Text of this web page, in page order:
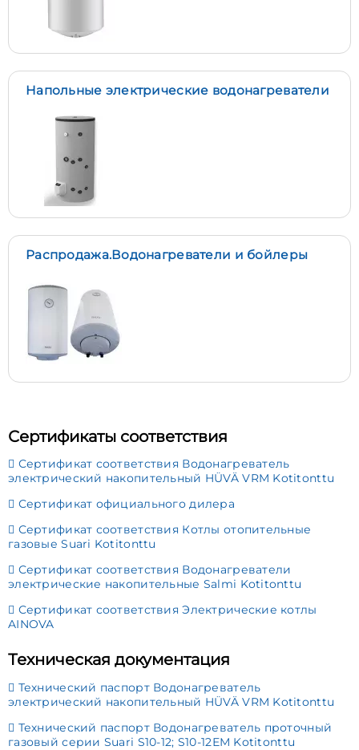
Напольные электрические водонагреватели
Распродажа.Водонагреватели и бойлеры
Сертификаты соответствия
Сертификат соответствия Водонагреватель
электрический накопительный HÜVÄ VRM Kotitonttu
Сертификат официального дилера
Сертификат соответствия Котлы отопительные
газовые Suari Kotitonttu
Сертификат соответствия Водонагреватели
электрические накопительные Salmi Kotitonttu
Сертификат соответствия Электрические котлы
AINOVA
Техническая документация
Технический паспорт Водонагреватель
электрический накопительный HÜVÄ VRM Kotitonttu
Технический паспорт Водонагреватель проточный
газовый серии Suari S10-12; S10-12ЕМ Kotitonttu